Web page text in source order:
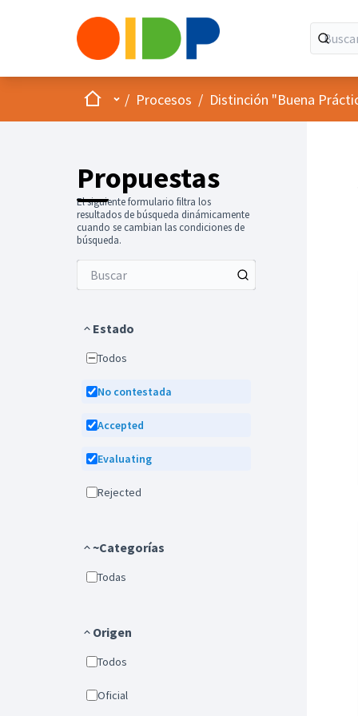
InicioMenú principal
/ Procesos / Distinción "Buena
Propuestas
El siguiente formulario filtra los
resultados de búsqueda dinámicamente
cuando se cambian las condiciones de
búsqueda.
Estado
Todos
No contestada
Accepted
Evaluating
Rejected
~Categorías
Todas
Origen
Todos
Oficial